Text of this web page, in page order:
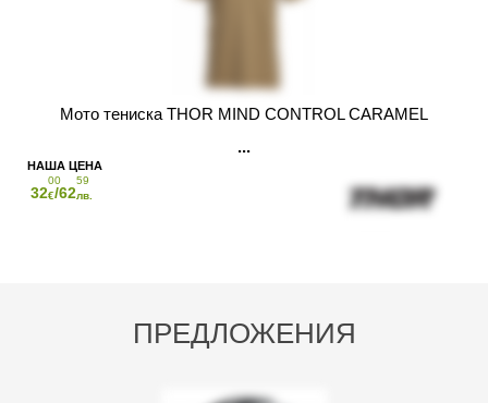
ПРЕДЛОЖЕНИЯ
Мото тениска THOR MIND CONTROL CARAMEL
32
00
€/62
59
лв.